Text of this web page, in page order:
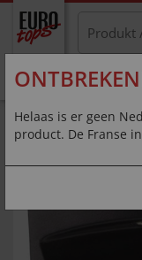
MENU
Helaas is er geen
product. De Franse